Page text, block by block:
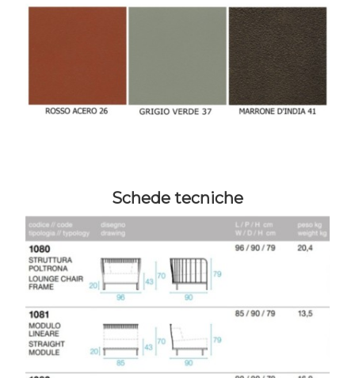
Schede tecniche